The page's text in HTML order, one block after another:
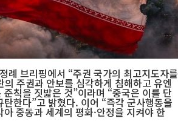
례 브리핑에서 “주권 국가의 최고지도자를
의 주권과 안보를 심각하게 침해하고 유엔
칙을 짓밟은 것”이라며 “중국은 이를 단
한다”고 밝혔다. 이어 “즉각 군사행동을
중동과 세계의 평화·안정을 지켜야 한